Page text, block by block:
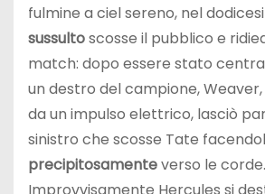
fulmine a ciel sereno, nel
sussultoscosse il pubblico e
match: dopo essere stato
un destro del campione,
da un impulso elettrico, lasciò
sinistro che scosse Tate
precipitosamenteverso le corde.
Improvvisamente Hercules si